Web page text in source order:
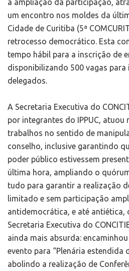
a ampliação da participação,
um encontro nos moldes da
Cidade de Curitiba (5ª
retrocesso democrático. Esta
tempo hábil para a inscrição de
disponibilizando 500 vagas para
delegados.
A Secretaria Executiva do
por integrantes do IPPUC, atuou
trabalhos no sentido de
conselho, inclusive garantindo
poder público estivessem
última hora, ampliando o
tudo para garantir a realização
limitado e sem participação
antidemocrática, e até antiética,
Secretaria Executiva do
ainda mais absurda:
evento para “Plenária estendida
abolindo a realização de